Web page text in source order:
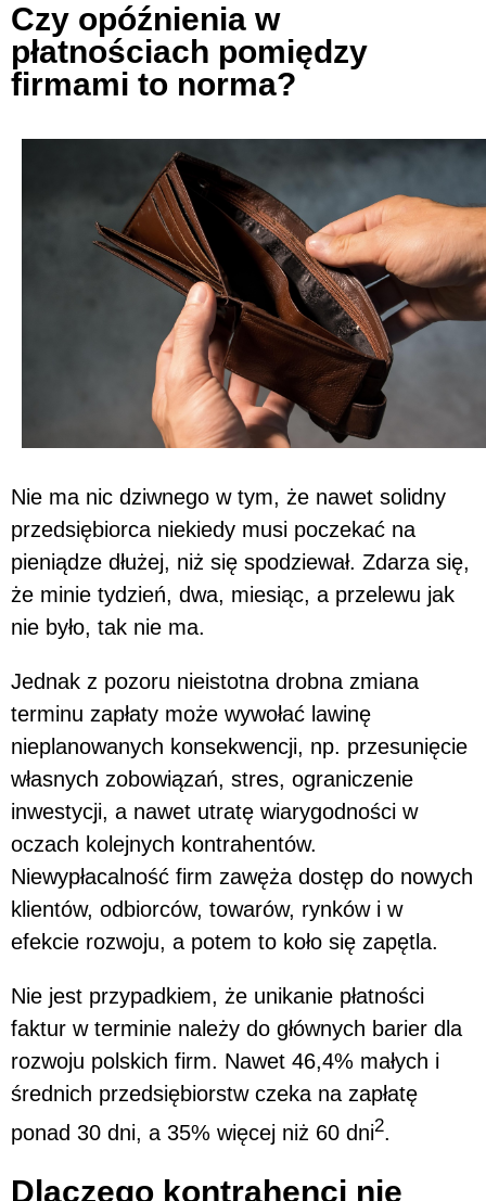
Czy opóźnienia w
płatnościach pomiędzy
firmami to norma?
Nie ma nic dziwnego w tym, że nawet solidny
przedsiębiorca niekiedy musi poczekać na
pieniądze dłużej, niż się spodziewał. Zdarza się,
że minie tydzień, dwa, miesiąc, a przelewu jak
nie było, tak nie ma.
Jednak z pozoru nieistotna drobna zmiana
terminu zapłaty może wywołać lawinę
nieplanowanych konsekwencji, np. przesunięcie
własnych zobowiązań, stres, ograniczenie
inwestycji, a nawet utratę wiarygodności w
oczach kolejnych kontrahentów.
Niewypłacalność firm zawęża dostęp do nowych
klientów, odbiorców, towarów, rynków i w
efekcie rozwoju, a potem to koło się zapętla.
Nie jest przypadkiem, że unikanie płatności
faktur w terminie należy do głównych barier dla
rozwoju polskich firm. Nawet 46,4% małych i
średnich przedsiębiorstw czeka na zapłatę
ponad 30 dni, a 35% więcej niż 60 dni2.
Dlaczego kontrahenci nie